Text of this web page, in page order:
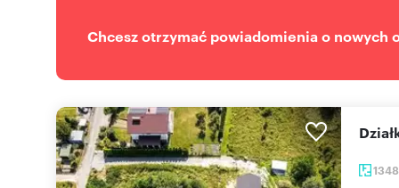
Chcesz otrzymać powiadomienia o nowych